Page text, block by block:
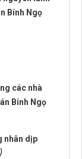
Bính Ngọ
các nhà
Bính Ngọ
nhân dịp